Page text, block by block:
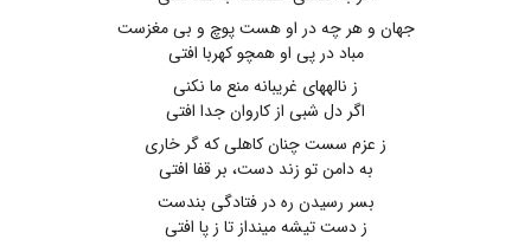
جهان و هر چه در او هست پوچ و بی مغزست
مباد در پی او همچو کهربا افتی
ز نالههای غریبانه منع ما نکنی
اگر دل شبی از کاروان جدا افتی
ز عزم سست چنان کاهلی که گر خاری
به دامن تو زند دست، بر قفا افتی
بسر رسیدن ره در فتادگی بندست
ز دست تیشه مینداز تا ز پا افتی